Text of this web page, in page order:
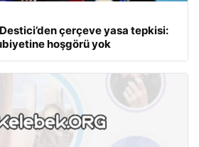
Destici’den çerçeve yasa tepkisi:
hoşgörü yok